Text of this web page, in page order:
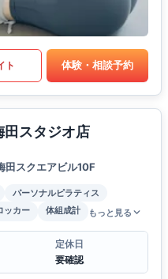
ト 体験・相談予約
田スタジオ店
田スクエアビル10F
パーソナルピラティス
ッカー 体組成計 もっと見る
定休日
要確認